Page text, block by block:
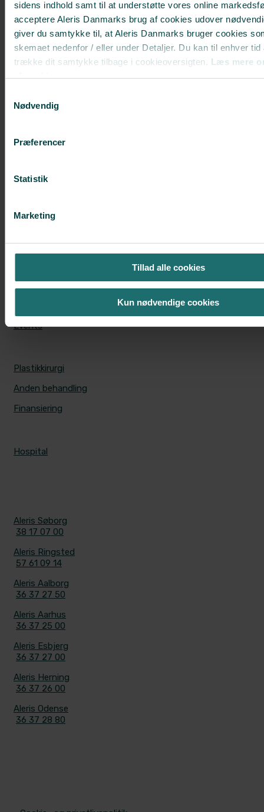
sidens indhold samt til at understøtte vores online
acceptere Aleris Danmarks brug af cookies udover
giver du samtykke til, at Aleris Danmarks bruger cookies
skemaet nedenfor / eller under Detaljer. Du kan til enhver
trække dit samtykke tilbage i cookieoversigten. Læs mere
af cookies.
cookies, ikke kan vises korrekt.
Nødvendig
Præferencer
Statistik
Marketing
Tillad alle cookies
Kun nødvendige cookies
Brystforstørrelse med implantater
Brystløft
Øjenlågsoperation
CS UNIVERSE
Events
Plastikkirurgi
Anden behandling
Finansiering
Hospital
Aleris Søborg
38 17 07 00
Aleris Ringsted
57 61 09 14
Aleris Aalborg
36 37 27 50
Aleris Aarhus
36 37 25 00
Aleris Esbjerg
36 37 27 00
Aleris Herning
36 37 26 00
Aleris Odense
36 37 28 80